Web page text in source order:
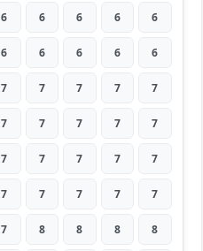
6 6 6 6 6
6 6 6 6 6
7 7 7 7 7
7 7 7 7 7
7 7 7 7 7
7 7 7 7 7
7 8 8 8 8